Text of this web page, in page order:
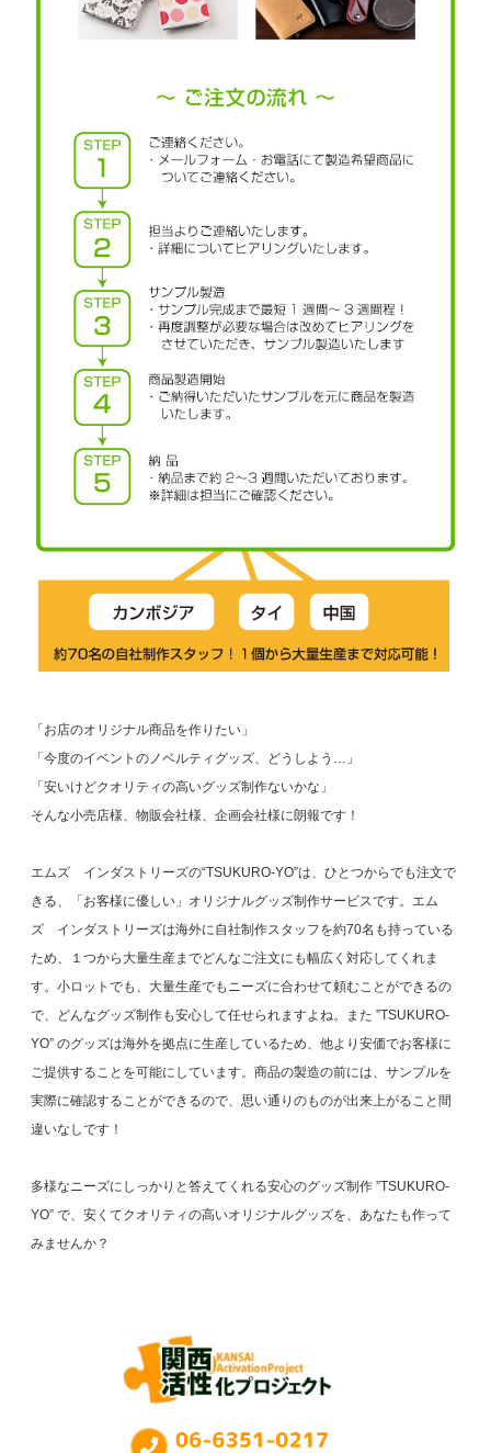
「お店のオリジナル商品を作りたい」
「今度のイベントのノベルティグッズ、どうしよう…」
「安いけどクオリティの高いグッズ制作ないかな」
そんな小売店様、物販会社様、企画会社様に朗報です！
エムズ インダストリーズの“TSUKURO-YO”は、ひとつからでも注文で
きる、「お客様に優しい」オリジナルグッズ制作サービスです。エム
ズ インダストリーズは海外に自社制作スタッフを約70名も持っている
ため、１つから大量生産までどんなご注文にも幅広く対応してくれま
す。小ロットでも、大量生産でもニーズに合わせて頼むことができるの
で、どんなグッズ制作も安心して任せられますよね。また ”TSUKURO-
YO” のグッズは海外を拠点に生産しているため、他より安価でお客様に
ご提供することを可能にしています。商品の製造の前には、サンプルを
実際に確認することができるので、思い通りのものが出来上がること間
違いなしです！
多様なニーズにしっかりと答えてくれる安心のグッズ制作 ”TSUKURO-
YO” で、安くてクオリティの高いオリジナルグッズを、あなたも作って
みませんか？